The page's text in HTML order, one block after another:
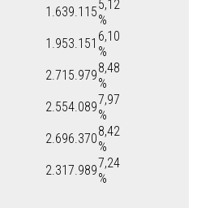
1.639.1155,12
%
1.953.151 6,10
%
2.715.9798,48
%
2.554.0897,97
%
2.696.3708,42
%
2.317.9897,24
%